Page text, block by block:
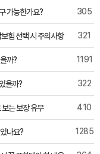
가능한가요? 305
험 선택 시 주의사항 321
까? 1191
을까? 322
는 보장 유무 410
나요? 1285